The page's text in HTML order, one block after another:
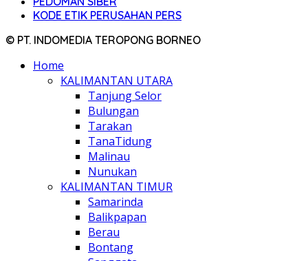
KODE ETIK PERUSAHAN PERS
© PT. INDOMEDIA TEROPONG BORNEO
Home
KALIMANTAN UTARA
Tanjung Selor
Bulungan
Tarakan
TanaTidung
Malinau
Nunukan
KALIMANTAN TIMUR
Samarinda
Balikpapan
Berau
Bontang